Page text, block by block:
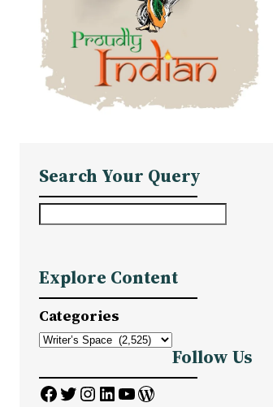
Search Your Query
r
c
h
Explore Content
Categories
Follow Us
Facebook Twitter InstagramLinkedIn YouTube WordPress